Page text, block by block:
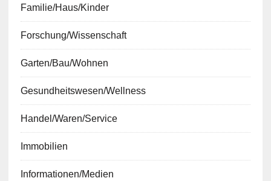
Familie/Haus/Kinder
Forschung/Wissenschaft
Garten/Bau/Wohnen
Gesundheitswesen/Wellness
Handel/Waren/Service
Immobilien
Informationen/Medien